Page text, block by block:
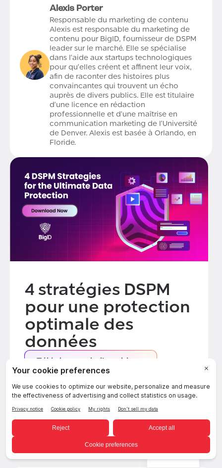
Alexis Porter
Responsable du marketing de contenu
Alexis est responsable du marketing de
contenu pour BigID, fournisseur de DSPM
leader sur le marché. Elle se spécialise
dans l'aide aux startups technologiques
pour qu'elles créent et affinent leur voix,
afin de raconter des histoires plus
convaincantes qui trouvent un écho
auprès de divers publics. Elle est titulaire
d'une licence en rédaction
professionnelle et d'une maîtrise en
communication marketing de l'Université
de Denver. Alexis est basée à Orlando, en
Floride.
4 stratégies DSPM
pour une protection
optimale des
données
Télécharger le livre blanc
French